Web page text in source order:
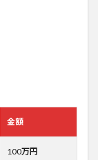
金額
100万円